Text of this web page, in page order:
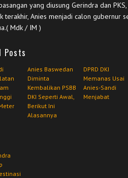
yang diusung Gerindra dan
terakhir, Anies menjadi calon gubernur
Mdk / IM )
Posts
Anies Baswedan
Diminta
Kembalikan PSBB
DKI Seperti Awal,
Berikut Ini
Alasannya
DPRD DKI
Memanas Usai
Anies-Sandi
Menjabat